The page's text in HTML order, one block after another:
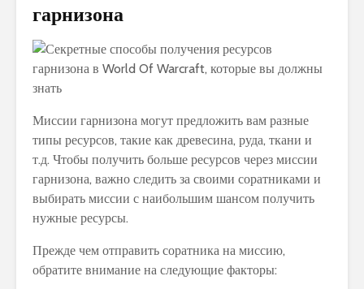
гарнизона
Миссии гарнизона могут предложить вам разные
типы ресурсов, такие как древесина, руда, ткани и
т.д. Чтобы получить больше ресурсов через миссии
гарнизона, важно следить за своими соратниками и
выбирать миссии с наибольшим шансом получить
нужные ресурсы.
Прежде чем отправить соратника на миссию,
обратите внимание на следующие факторы: